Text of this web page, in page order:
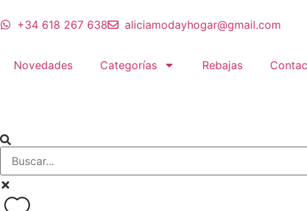
+34 618 267 638 aliciamodayhogar@gmail.com
Novedades Categorías Rebajas